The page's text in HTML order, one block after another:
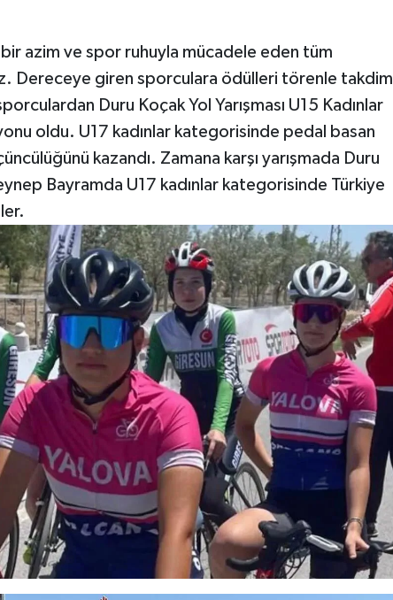
azim ve spor ruhuyla mücadele eden tüm
Dereceye giren sporculara ödülleri törenle takdim
Duru Koçak Yol Yarışması U15 Kadınlar
oldu. U17 kadınlar kategorisinde pedal basan
kazandı. Zamana karşı yarışmada Duru
Bayramda U17 kadınlar kategorisinde Türkiye